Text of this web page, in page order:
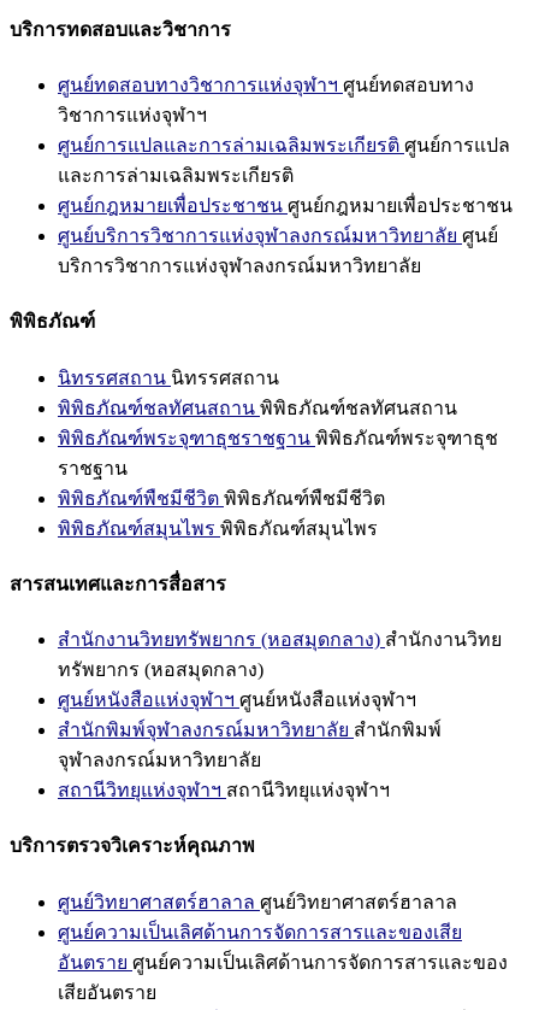
บริการทดสอบและวิชาการ
ศูนย์ทดสอบทางวิชาการแห่งจุฬาฯ ศูนย์ทดสอบทาง
วิชาการแห่งจุฬาฯ
ศูนย์การแปลและการล่ามเฉลิมพระเกียรติ ศูนย์การแปล
และการล่ามเฉลิมพระเกียรติ
ศูนย์กฎหมายเพื่อประชาชน ศูนย์กฎหมายเพื่อประชาชน
ศูนย์บริการวิชาการแห่งจุฬาลงกรณ์มหาวิทยาลัย ศูนย์
บริการวิชาการแห่งจุฬาลงกรณ์มหาวิทยาลัย
พิพิธภัณฑ์
นิทรรศสถาน นิทรรศสถาน
พิพิธภัณฑ์ชลทัศนสถาน พิพิธภัณฑ์ชลทัศนสถาน
พิพิธภัณฑ์พระจุฑาธุชราชฐาน พิพิธภัณฑ์พระจุฑาธุช
ราชฐาน
พิพิธภัณฑ์พืชมีชีวิต พิพิธภัณฑ์พืชมีชีวิต
พิพิธภัณฑ์สมุนไพร พิพิธภัณฑ์สมุนไพร
สารสนเทศและการสื่อสาร
สำนักงานวิทยทรัพยากร (หอสมุดกลาง) สำนักงานวิทย
ทรัพยากร (หอสมุดกลาง)
ศูนย์หนังสือแห่งจุฬาฯ ศูนย์หนังสือแห่งจุฬาฯ
สำนักพิมพ์จุฬาลงกรณ์มหาวิทยาลัย สำนักพิมพ์
จุฬาลงกรณ์มหาวิทยาลัย
สถานีวิทยุแห่งจุฬาฯ สถานีวิทยุแห่งจุฬาฯ
บริการตรวจวิเคราะห์คุณภาพ
ศูนย์วิทยาศาสตร์ฮาลาล ศูนย์วิทยาศาสตร์ฮาลาล
ศูนย์ความเป็นเลิศด้านการจัดการสารและของเสีย
อันตราย ศูนย์ความเป็นเลิศด้านการจัดการสารและของ
เสียอันตราย